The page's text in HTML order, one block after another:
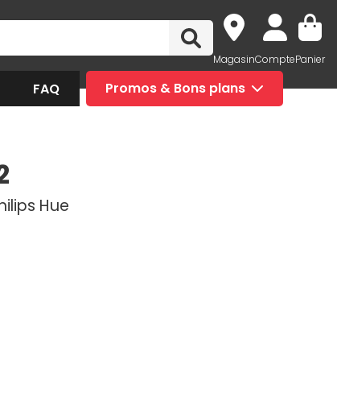
MagasinComptePanier
FAQ Promos & Bons plans
Hue